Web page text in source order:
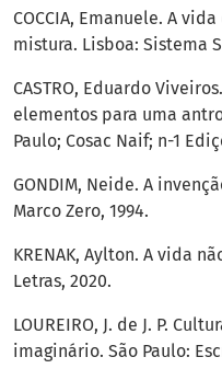
COCCIA, Emanuele. A
mistura. Lisboa: Sistema
CASTRO, Eduardo
elementos para uma
Paulo; Cosac Naif; n-1
GONDIM, Neide. A
Marco Zero, 1994.
KRENAK, Aylton. A vida
Letras, 2020.
LOUREIRO, J. de J. P.
imaginário. São Paulo: